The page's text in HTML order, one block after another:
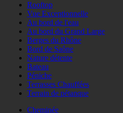
Rooftop
Vue Exceptionnelle
Au bord de l'eau
Au bord du Grand Large
Berges du Rhône
Bord de Saône
Nature détente
Bateau
Péniche
Terrasses Chauffées
Terrain de pétanque
Cheminée